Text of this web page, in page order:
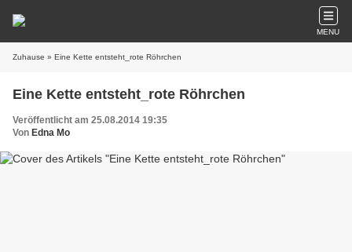
MENU
Zuhause » Eine Kette entsteht_rote Röhrchen
Eine Kette entsteht_rote Röhrchen
Veröffentlicht am 25.08.2014 19:35
Von Edna Mo